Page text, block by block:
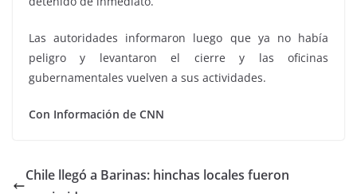
Las autoridades informaron luego que ya no había
peligro y levantaron el cierre y las oficinas
gubernamentales vuelven a sus actividades.
Con Información de CNN
Chile llegó a Barinas: hinchas locales fueron